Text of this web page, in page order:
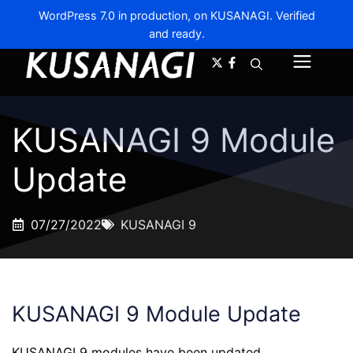
WordPress 7.0 in production, on KUSANAGI. Verified
and ready.
KUSANAGI 9 Module
Update
07/27/2022 KUSANAGI 9
KUSANAGI 9 Module Update
A- A+